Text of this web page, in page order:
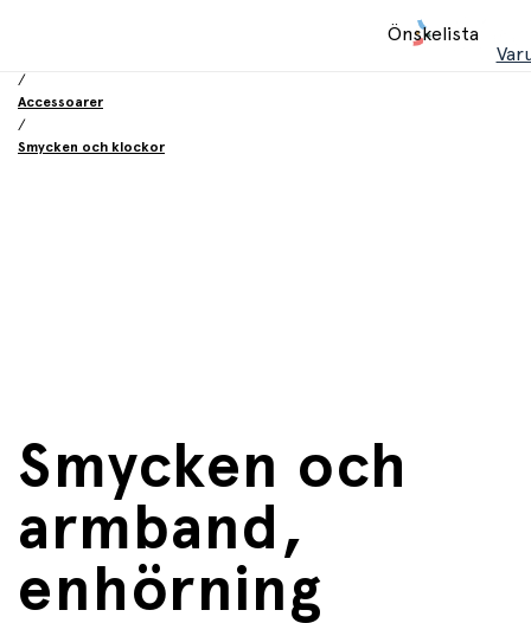
Önskelista
/
Accessoarer
/
Smycken och klockor
Smycken och
armband,
enhörning